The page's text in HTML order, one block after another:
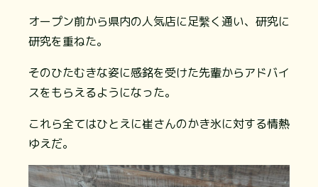
オープン前から県内の人気店に足繫く通い、研究に
研究を重ねた。
そのひたむきな姿に感銘を受けた先輩からアドバイ
スをもらえるようになった。
これら全てはひとえに崔さんのかき氷に対する情熱
ゆえだ。